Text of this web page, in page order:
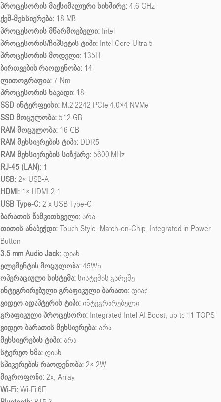
პროცესორის მაქსიმალური სიხშირე:4.6 GHz
ქეშ-მეხსიერება: 18 MB
პროცესორის მწარმოებელი: Intel
პროცესორის/ჩიპსეტის ტიპი: Intel Core Ultra 5
პროცესორის მოდელი: 135H
ბირთვების რაოდენობა: 14
ლითოგრაფია: 7 Nm
პროცესორის ნაკადი: 18
SSD ინტერფეისი: M.2 2242 PCIe 4.0×4 NVMe
SSD მოცულობა: 512 GB
RAM მოცულობა: 16 GB
RAM მეხსიერების ტიპი: DDR5
RAM მეხსიერების სიჩქარე: 5600 MHz
RJ-45 (LAN): 1
USB:2× USB-A
HDMI: 1× HDMI 2.1
USB Type-C:2 x USB Type‑C
ბარათის წამკითხველი:არა
თითის ანაბეჭდი:Touch Style, Match-on-Chip, Integrated in Power
Button
3.5 mm Audio Jack: დიახ
ელემენტის მოცულობა:45Wh
ოპერაციული სისტემა: სისტემის გარეშე
ინტეგრირებული გრაფიკული ბარათი: დიახ
ვიდეო ადაპტერის ტიპი:ინტეგრირებული
გრაფიკული პროცესორი: Integrated Intel AI Boost, up to 11 TOPS
ვიდეო ბარათის მეხსიერება:არა
მეხსიერების ტიპი:არა
სტერეო ხმა: დიახ
სპიკერების რაოდენობა:2× 2W
მიკროფონი:2x, Array
Wi-Fi:Wi-Fi 6E